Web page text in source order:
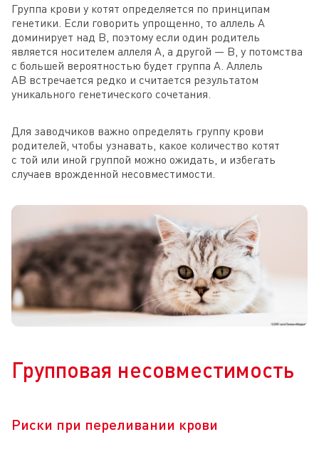
Группа крови у котят определяется по принципам
генетики. Если говорить упрощенно, то аллель A
доминирует над B, поэтому если один родитель
является носителем аллеля A, а другой — B, у потомства
с большей вероятностью будет группа A. Аллель
AB встречается редко и считается результатом
уникального генетического сочетания.
Для заводчиков важно определять группу крови
родителей, чтобы узнавать, какое количество котят
с той или иной группой можно ожидать, и избегать
случаев врожденной несовместимости.
Групповая несовместимость
Риски при переливании крови